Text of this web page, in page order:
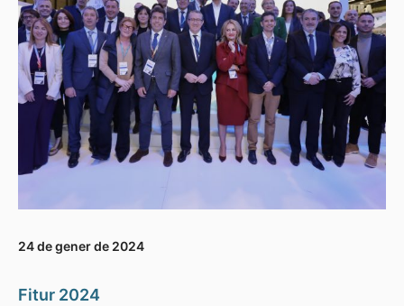
24 de gener de 2024
Fitur 2024